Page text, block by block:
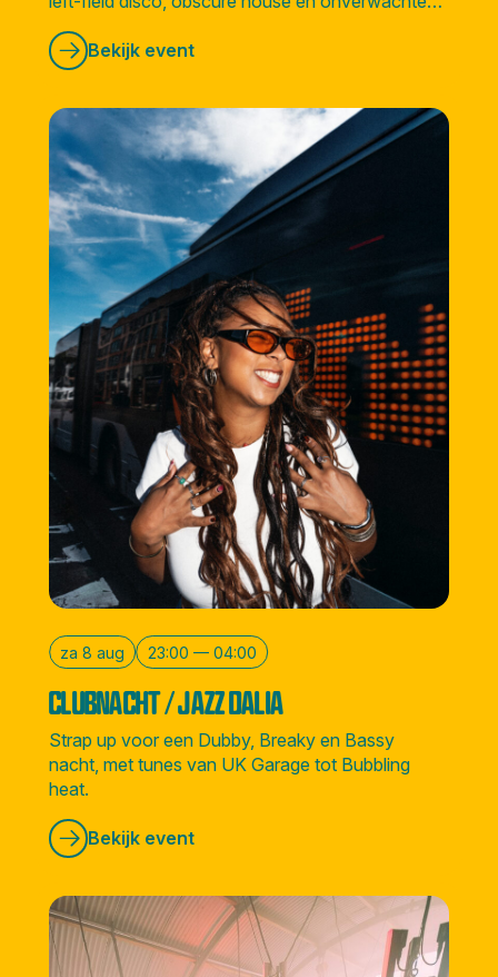
Bekijk event
za 8 aug 23:00 — 04:00
CLUBNACHT / JAZZ DALIA
Strap up voor een Dubby, Breaky en Bassy
nacht, met tunes van UK Garage tot Bubbling
heat.
Bekijk event